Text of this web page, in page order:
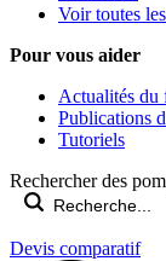
Voir toutes
Pour vous aider
Actualités du
Publications
Tutoriels
Rechercher des
Devis comparatif